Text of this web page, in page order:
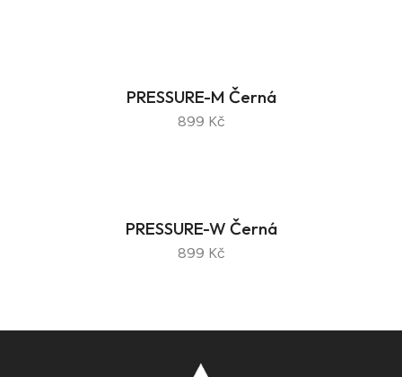
PRESSURE-M Černá
899 Kč
PRESSURE-W Černá
899 Kč